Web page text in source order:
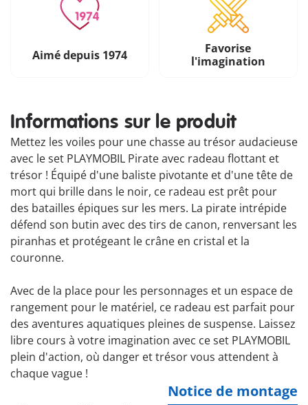
Aimé depuis 1974
Favorise
l'imagination
Informations sur le produit
Mettez les voiles pour une chasse au trésor audacieuse
avec le set PLAYMOBIL Pirate avec radeau flottant et
trésor ! Équipé d'une baliste pivotante et d'une tête de
mort qui brille dans le noir, ce radeau est prêt pour
des batailles épiques sur les mers. La pirate intrépide
défend son butin avec des tirs de canon, renversant les
piranhas et protégeant le crâne en cristal et la
couronne.
Avec de la place pour les personnages et un espace de
rangement pour le matériel, ce radeau est parfait pour
des aventures aquatiques pleines de suspense. Laissez
libre cours à votre imagination avec ce set PLAYMOBIL
plein d'action, où danger et trésor vous attendent à
chaque vague !
Notice de montage